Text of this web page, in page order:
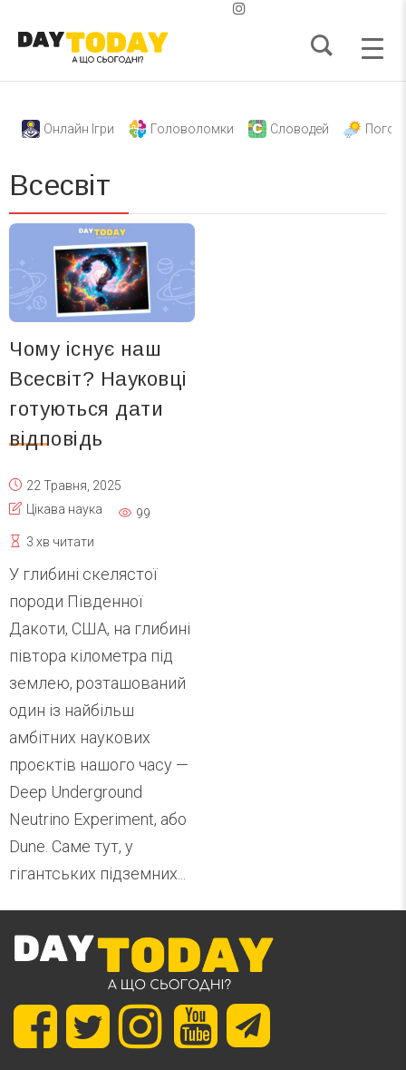
Онлайн Ігри Головоломки Словодей
Всесвіт
Чому існує наш
Всесвіт? Науковці
готуються дати
відповідь
22 Травня, 2025
Цікава наука
99
3 хв читати
У глибині скелястої
породи Південної
Дакоти, США, на глибині
півтора кілометра під
землею, розташований
один із найбільш
амбітних наукових
проєктів нашого часу —
Deep Underground
Neutrino Experiment, або
Dune. Саме тут, у
гігантських підземних...